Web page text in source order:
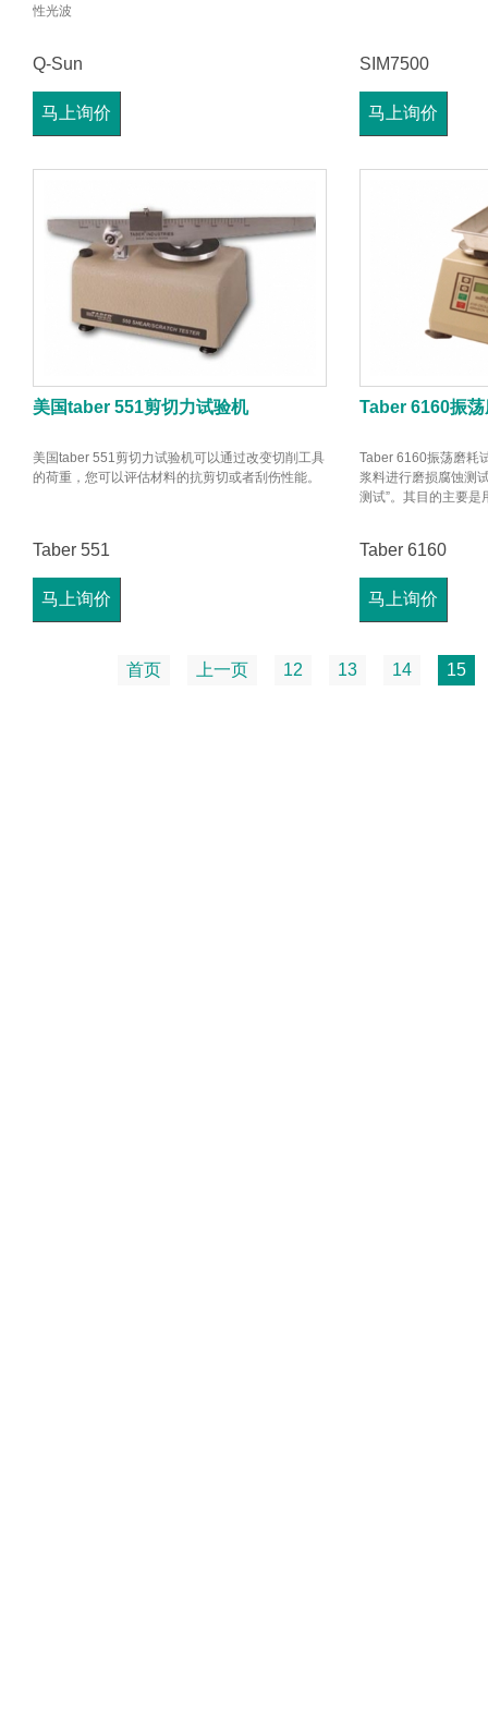
性光波
Q-Sun
马上询价
SIM7500
马上询价
美国taber 551剪切力试验机
美国taber 551剪切力试验机可以通过改变切削工具
的荷重，您可以评估材料的抗剪切或者刮伤性能。
Taber 551
马上询价
Taber 6160振
Taber 6160振荡磨耗
浆料进行磨损腐蚀测
测试”。其目的主要
Taber 6160
马上询价
首页 上一页 12 13 14 15